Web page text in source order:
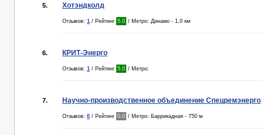
5. Хотэндколд
Отзывов: 1 / Рейтинг 5.0 / Метро: Динамо - 1,0 км
6. КРИТ-Энерго
Отзывов: 1 / Рейтинг 5.0 / Метро:
7. Научно-производственное объединение Спецремэнерго
Отзывов: 0 / Рейтинг 0.0 / Метро: Баррикадная - 750 м